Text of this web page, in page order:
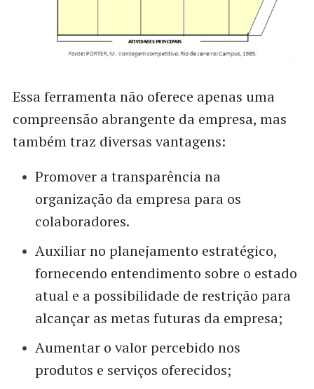
Essa ferramenta não oferece apenas uma
compreensão abrangente da empresa, mas
também traz diversas vantagens:
Promover a transparência na
organização da empresa para os
colaboradores.
Auxiliar no planejamento estratégico,
fornecendo entendimento sobre o estado
atual e a possibilidade de restrição para
alcançar as metas futuras da empresa;
Aumentar o valor percebido nos
produtos e serviços oferecidos;